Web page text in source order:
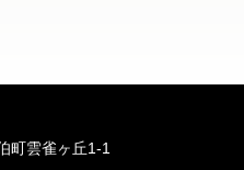
町雲雀ヶ丘1-1